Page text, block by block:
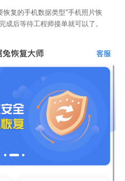
复的手机数据类型“手机照片恢
成后等待工程师接单就可以了。